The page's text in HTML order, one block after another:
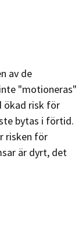
av de
"motioneras"
ökad risk för
bytas i förtid.
risken för
är dyrt, det